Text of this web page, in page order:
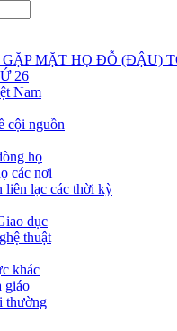
MẶT HỌ ĐỖ (ĐẬU)
26
Nam
cội nguồn
họ
các nơi
liên lạc các thời kỳ
dục
thuật
khác
giáo
thường